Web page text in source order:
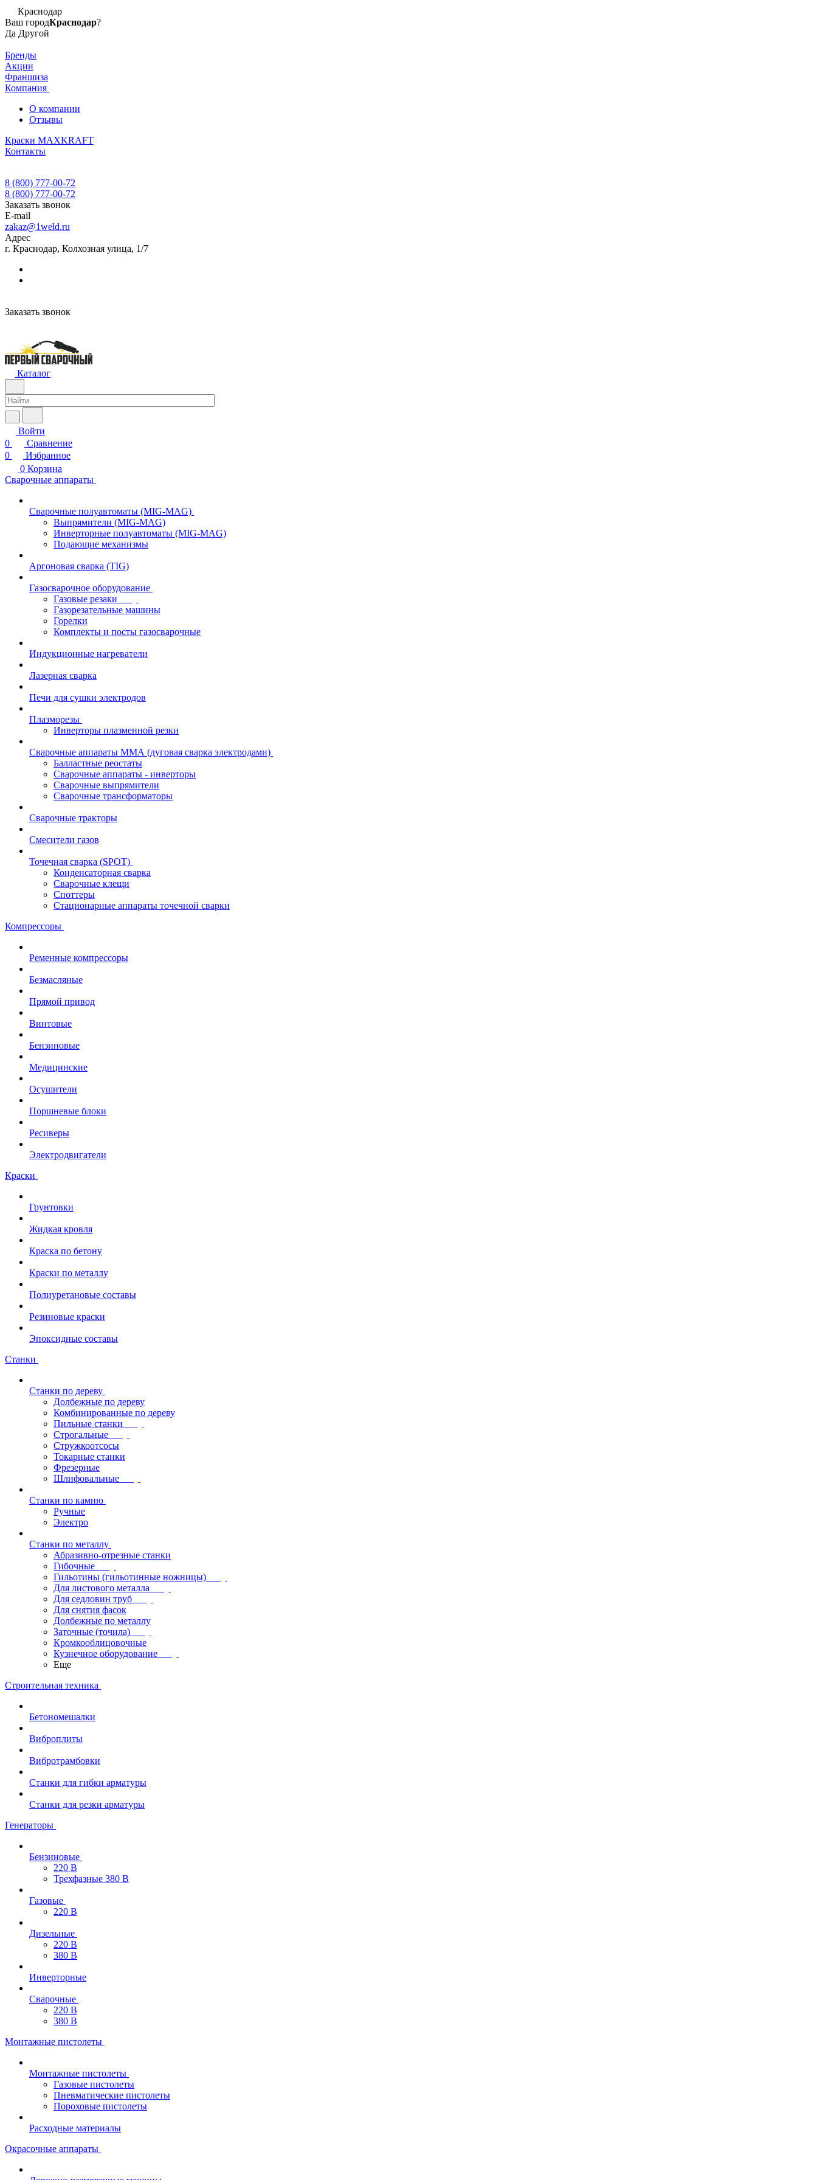
Краснодар
Ваш городКраснодар?
Да Другой
Бренды
Акции
Франшиза
Компания
О компании
Отзывы
Краски MAXKRAFT
Контакты
8 (800) 777-00-72
8 (800) 777-00-72
Заказать звонок
E-mail
zakaz@1weld.ru
Адрес
г. Краснодар, Колхозная улица, 1/7
Заказать звонок
Каталог
Войти
0
Сравнение
0
Избранное
0 Корзина
Сварочные аппараты
Сварочные полуавтоматы (MIG-MAG)
Выпрямители (MIG-MAG)
Инверторные полуавтоматы (MIG-MAG)
Подающие механизмы
Аргоновая сварка (TIG)
Газосварочное оборудование
Газовые резаки
Газорезательные машины
Горелки
Комплекты и посты газосварочные
Индукционные нагреватели
Лазерная сварка
Печи для сушки электродов
Плазморезы
Инверторы плазменной резки
Сварочные аппараты ММА (дуговая сварка электродами)
Балластные реостаты
Сварочные аппараты - инверторы
Сварочные выпрямители
Сварочные трансформаторы
Сварочные тракторы
Смесители газов
Точечная сварка (SPOT)
Конденсаторная сварка
Сварочные клещи
Споттеры
Стационарные аппараты точечной сварки
Компрессоры
Ременные компрессоры
Безмасляные
Прямой привод
Винтовые
Бензиновые
Медицинские
Осушители
Поршневые блоки
Ресиверы
Электродвигатели
Краски
Грунтовки
Жидкая кровля
Краска по бетону
Краски по металлу
Полиуретановые составы
Резиновые краски
Эпоксидные составы
Станки
Станки по дереву
Долбежные по дереву
Комбинированные по дереву
Пильные станки
Строгальные
Стружкоотсосы
Токарные станки
Фрезерные
Шлифовальные
Станки по камню
Ручные
Электро
Станки по металлу
Абразивно-отрезные станки
Гибочные
Гильотины (гильотинные ножницы)
Для листового металла
Для седловин труб
Для снятия фасок
Долбежные по металлу
Заточные (точила)
Кромкооблицовочные
Кузнечное оборудование
Еще
Строительная техника
Бетономешалки
Виброплиты
Вибротрамбовки
Станки для гибки арматуры
Станки для резки арматуры
Генераторы
Бензиновые
220 В
Трехфазные 380 В
Газовые
220 В
Дизельные
220 В
380 В
Инверторные
Сварочные
220 В
380 В
Монтажные пистолеты
Монтажные пистолеты
Газовые пистолеты
Пневматические пистолеты
Пороховые пистолеты
Расходные материалы
Окрасочные аппараты